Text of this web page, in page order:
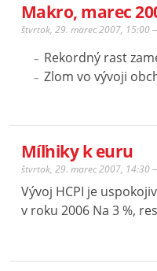
Makro, marec
štvrtok, 29. marec 2007, 15:00
Rekordný rast
Zlom vo vývoji
Míľniky k euru
štvrtok, 29. marec 2007, 14:30
Vývoj HCPI je
v roku 2006 Na 3 %,